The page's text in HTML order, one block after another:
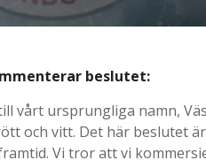
beslutet:
vårt ursprungliga namn,
och vitt. Det här beslutet
Vi tror att vi